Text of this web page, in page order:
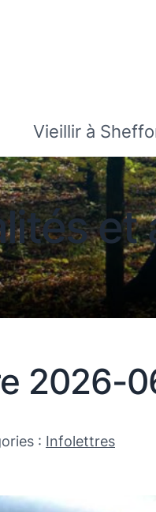
Vieillir à
et
2026-
: Infolettres